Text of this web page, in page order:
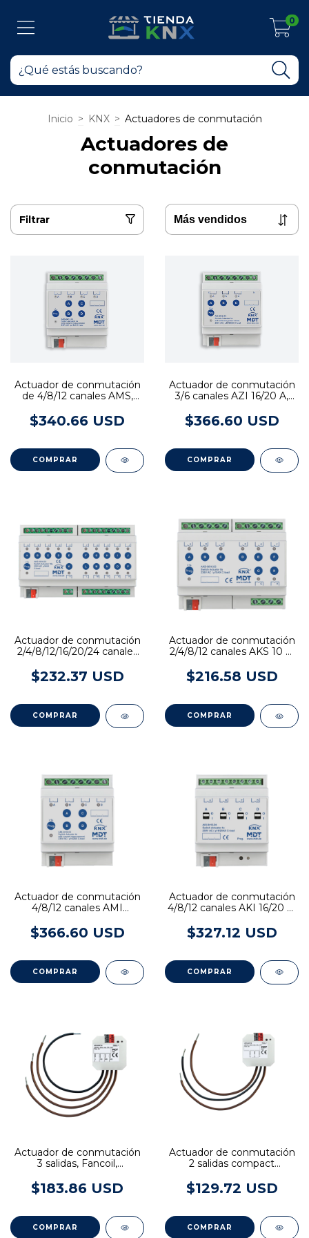
0
Inicio > KNX > Actuadores de conmutación
Actuadores de
conmutación
Filtrar
Actuador de conmutación
de 4/8/12 canales AMS,
medición de corriente,
140 µF
$340.66 USD
COMPRAR
Actuador de conmutación
3/6 canales AZI 16/20 A,
potencia activa, 200 µF
$366.60 USD
COMPRAR
Actuador de conmutación
2/4/8/12/16/20/24 canales
$232.37 USD
COMPRAR
Actuador de conmutación
2/4/8/12 canales AKS 10 A,
$216.58 USD
COMPRAR
Actuador de conmutación
4/8/12 canales AMI
medición de corriente
$366.60 USD
COMPRAR
Actuador de conmutación
4/8/12 canales AKI 16/20 A,
$327.12 USD
COMPRAR
Actuador de conmutación
3 salidas, Fancoil,
AC, 14 μF
$183.86 USD
Actuador de conmutación
2 salidas compact
AC, 14 μF
$129.72 USD